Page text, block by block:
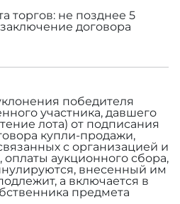
торгов: не позднее 5
договора
победителя
участника, давшего
лота) от подписания
купли-продажи,
с организацией и
аукционного сбора,
внесенный им
а включается в
предмета